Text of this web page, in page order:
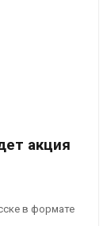
акция
в формате